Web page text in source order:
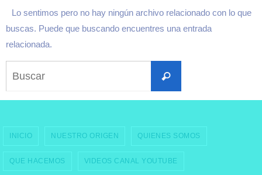
Lo sentimos pero no hay ningún archivo relacionado con lo que
buscas. Puede que buscando encuentres una entrada
relacionada.
Buscar
INICIO NUESTRO ORIGEN QUIENES SOMOS
QUE HACEMOS VIDEOS CANAL YOUTUBE